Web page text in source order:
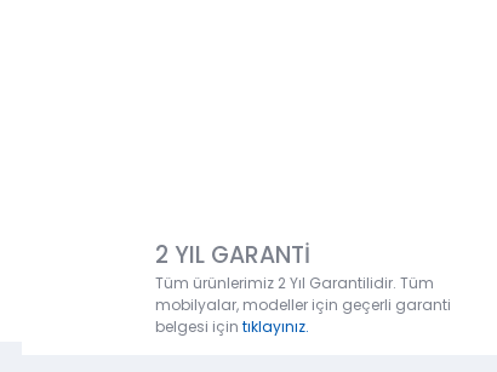
2 YIL GARANTİ
Tüm ürünlerimiz 2 Yıl Garantilidir. Tüm
mobilyalar, modeller için geçerli garanti
belgesi için tıklayınız.